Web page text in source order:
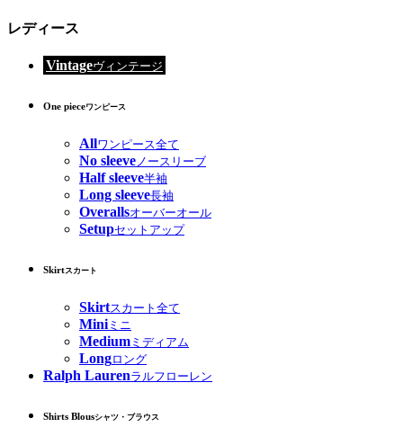
レディース
Vintageヴィンテージ
One pieceワンピース
Allワンピース全て
No sleeveノースリーブ
Half sleeve半袖
Long sleeve長袖
Overallsオーバーオール
Setupセットアップ
Skirtスカート
Skirtスカート全て
Miniミニ
Medium ミディアム
Longロング
Ralph Laurenラルフローレン
Shirts Blousシャツ・ブラウス